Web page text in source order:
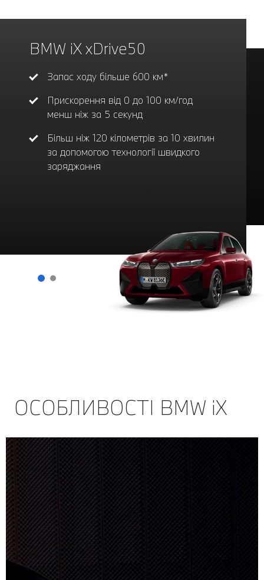
BMW iX xDrive50
Запас ходу більше 600 км*
Прискорення від 0 до 100 км/год
менш ніж за 5 секунд
Більш ніж 120 кілометрів за 10 хвилин
за допомогою технології швидкого
заряджання
BMW iX xDrive40
Запас ходу більше 400 км*
менш ніж за 6 секунд
Більш ніж 90 кілометрів за 10 хвилин
ОСОБЛИВОСТІ BMW iX